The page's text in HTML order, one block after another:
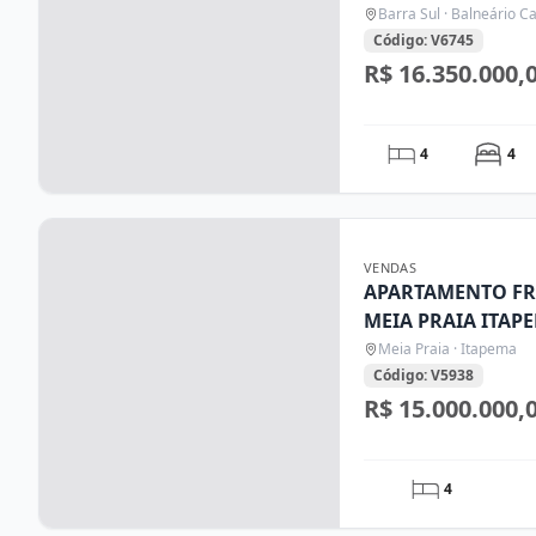
BALNEÁRIO
Barra Sul · Balneário
Código: V6745
R$
4 4
VENDAS
APARTAMENTO
MEIA PRAIA
Meia Praia · Itapema
Código: V5938
R$
4